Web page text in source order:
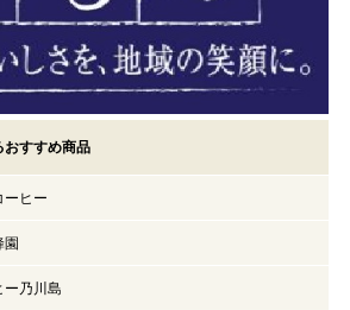
おすすめ商品
ーヒー
園
ー乃川島